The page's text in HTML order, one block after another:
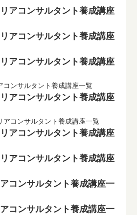
アコンサルタント養成講座
アコンサルタント養成講座
アコンサルタント養成講座
コンサルタント養成講座一覧
アコンサルタント養成講座
アコンサルタント養成講座一覧
アコンサルタント養成講座
アコンサルタント養成講座
コンサルタント養成講座一
コンサルタント養成講座一